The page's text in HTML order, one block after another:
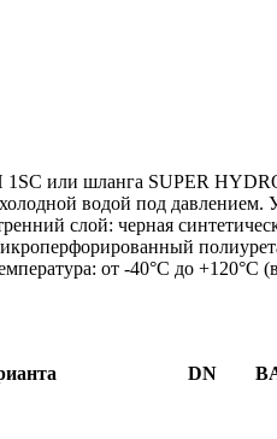
или шланга SUPER
водой под
слой: черная
от -40°C до +120°C
DN